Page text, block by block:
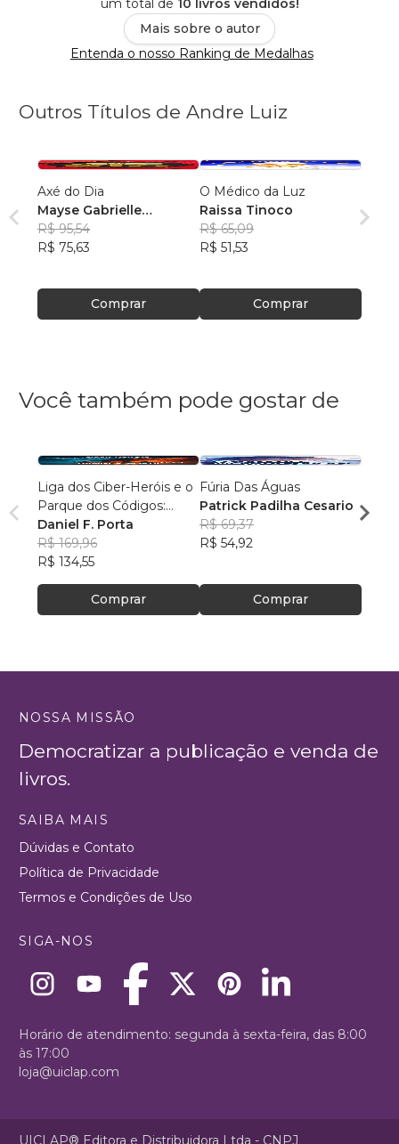
um total de 10 livros vendidos!
Mais sobre o autor
Entenda o nosso Ranking de Medalhas
Outros Títulos de Andre Luiz
Axé do Dia
Mayse Gabrielle
Rodrigues da Silva
Rocha
R$ 95,54
R$ 75,63
Comprar
O Médico da Luz
Raissa Tinoco
R$ 65,09
R$ 51,53
Comprar
Você também pode gostar de
Liga dos Ciber-Heróis e o
Parque dos Códigos:
Rumo ao Desconhecido
Daniel F. Porta
R$ 169,96
R$ 134,55
Comprar
Fúria Das Águas
Patrick Padilha Cesario
R$ 69,37
R$ 54,92
Comprar
R$
NOSSA MISSÃO
Democratizar a publicação e venda de
livros.
SAIBA MAIS
Dúvidas e Contato
Política de Privacidade
Termos e Condições de Uso
SIGA-NOS
Horário de atendimento: segunda à sexta-feira, das 8:00
às 17:00
loja@uiclap.com
UICLAP® Editora e Distribuidora Ltda - CNPJ